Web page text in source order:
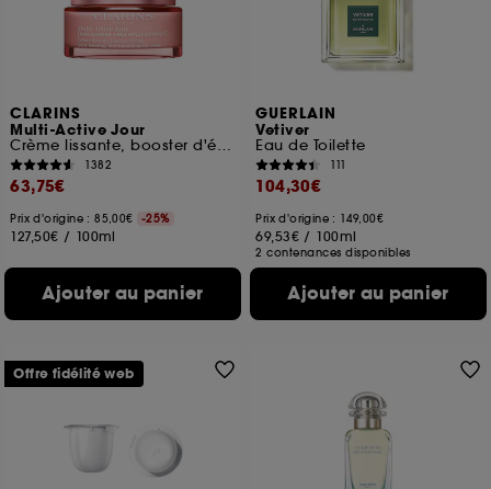
CLARINS
Multi-Active Jour
Crème lissante, booster d'éclat, toutes peaux
1382
63,75€
Prix d'origine : 85,00€ -25%
127,50€ / 100ml
Ajouter au panier
GUERLAIN
Vetiver
Eau de Toilette
111
104,30€
Prix d'origine : 149,00€
69,53€ / 100ml
2 contenances disponibles
Ajouter au panier
Offre fidélité web